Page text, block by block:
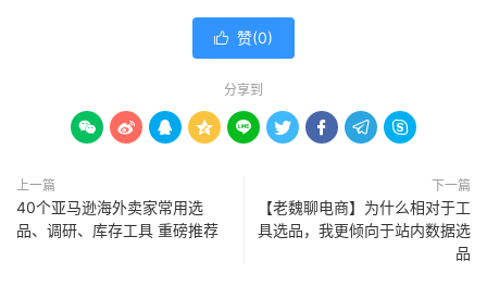
 赞(0)
分享到
        
上一篇
40个亚马逊海外卖家常用选
品、调研、库存工具 重磅推荐
下一篇
【老魏聊电商】为什么相对于工
具选品，我更倾向于站内数据选
品